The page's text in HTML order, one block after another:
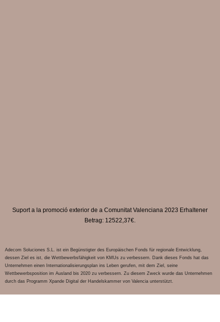
Suport a la promoció exterior de a Comunitat Valenciana 2023 Erhaltener
Betrag: 12522,37€.
Adecom Soluciones S.L. ist ein Begünstigter des Europäischen Fonds für regionale Entwicklung,
dessen Ziel es ist, die Wettbewerbsfähigkeit von KMUs zu verbessern. Dank dieses Fonds hat das
Unternehmen einen Internationalisierungsplan ins Leben gerufen, mit dem Ziel, seine
Wettbewerbsposition im Ausland bis 2020 zu verbessern. Zu diesem Zweck wurde das Unternehmen
durch das Programm Xpande Digital der Handelskammer von Valencia unterstützt.